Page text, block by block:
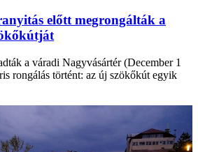
előtt megrongálták a
a váradi Nagyvásártér (December 1
rongálás történt: az új szökőkút egyik